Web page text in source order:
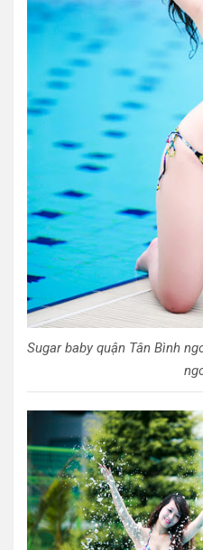
Sugar baby quận Tân Bình